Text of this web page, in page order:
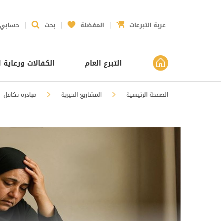
حسابي بحث المفضلة عربة التبرعات
التبرع العام الكفالات ورعاية
الصفحة الرئيسية المشاريع الخيرية مبادرة تكافل